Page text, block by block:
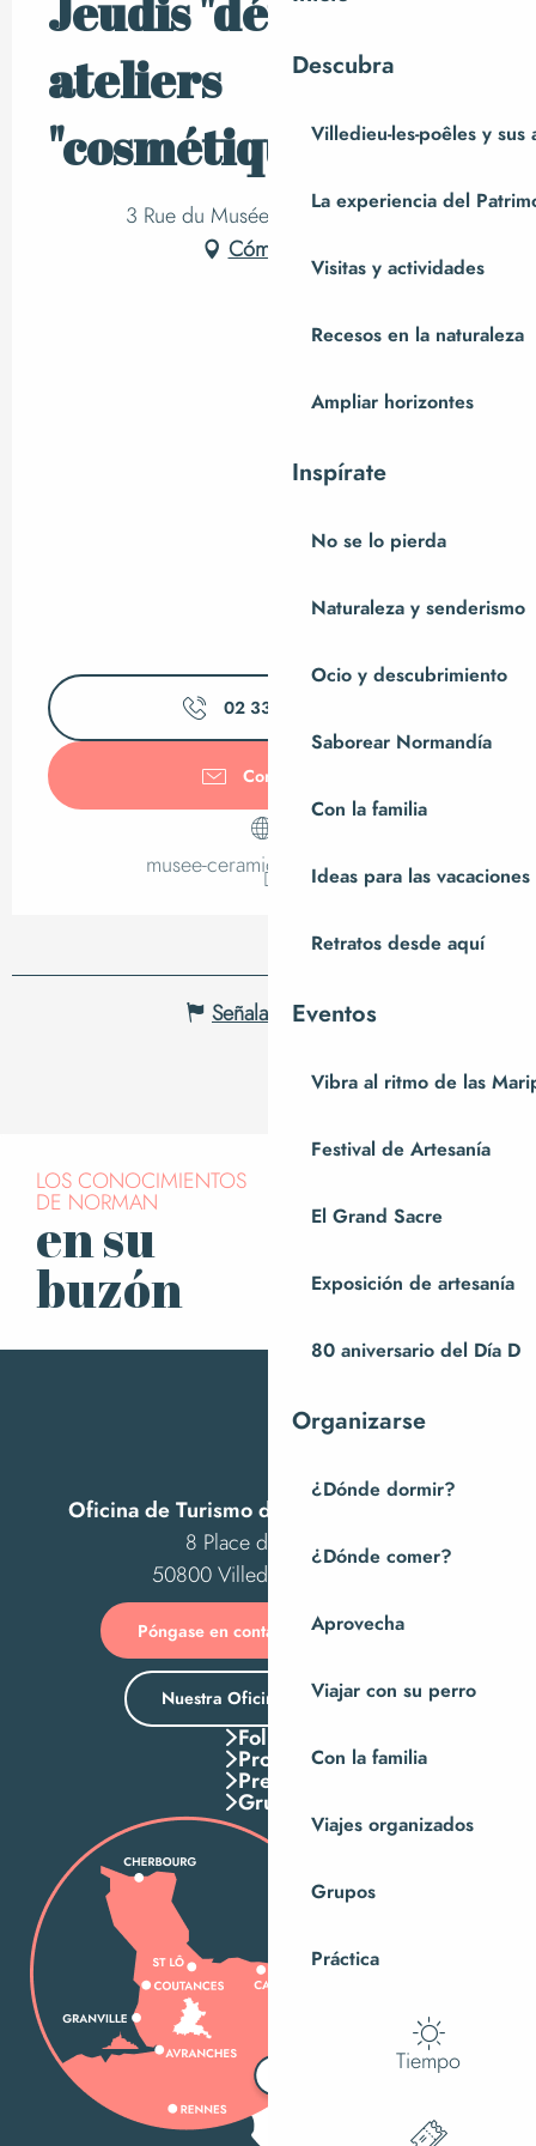
Descubra
Villedieu-les-poêles y sus
La experiencia del
Visitas y actividades
Recesos en la naturaleza
Ampliar horizontes
Inspírate
No se lo pierda
Naturaleza y senderismo
Ocio y descubrimiento
Saborear Normandía
Con la familia
Ideas para las vacaciones
Retratos desde aquí
Eventos
Vibra al ritmo de las
Festival de Artesanía
El Grand Sacre
Exposición de artesanía
80 aniversario del Día D
Organizarse
¿Dónde dormir?
¿Dónde comer?
Aprovecha
Viajar con su perro
Con la familia
Viajes organizados
Grupos
Práctica
Tiempo
ateliers
"cosmétique"
3 Rue du Musée Le Placître, Ger
Cómo llegar
02 33 79 35
Contáctenos
musee-ceramique.manche.fr
Señalar un error
LOS CONOCIMIENTOS
DE NORMAN
en su
buzón
Oficina de Turismo de Villedieu Intercom
8 Place des Costils
50800 Villedieu-les-Poêles
Póngase en contacto con nosotros
Nuestra Oficina de Turismo
Folletos
Pros
Press
Grupos